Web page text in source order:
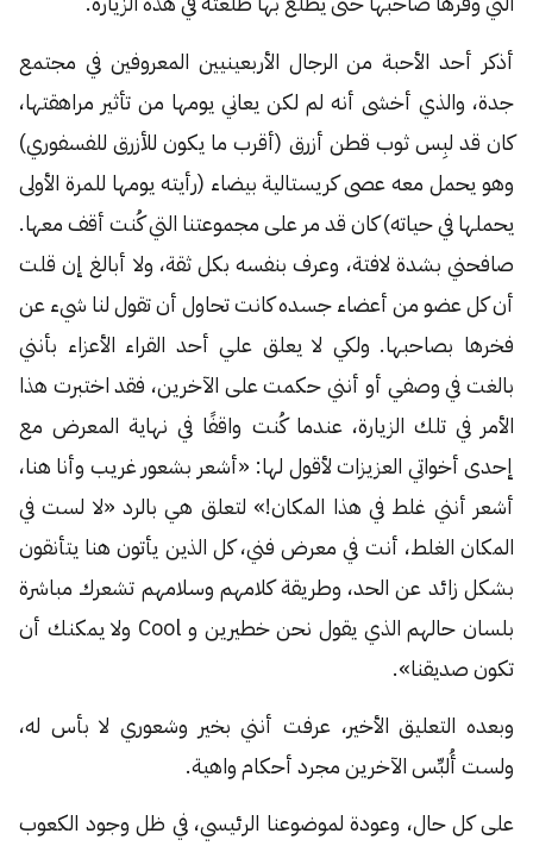
أذكر أحد الأحبة من الرجال الأربعينيين المعروفين في مجتمع
جدة، والذي أخشى أنه لم لكن يعاني يومها من تأثير مراهقتها،
كان قد لبِس ثوب قطن أزرق (أقرب ما يكون للأزرق للفسفوري)
وهو يحمل معه عصى كريستالية بيضاء (رأيته يومها للمرة الأولى
يحملها في حياته) كان قد مر على مجموعتنا التي كُنت أقف معها.
صافحني بشدة لافتة، وعرف بنفسه بكل ثقة، ولا أبالغ إن قلت
أن كل عضو من أعضاء جسده كانت تحاول أن تقول لنا شيء عن
فخرها بصاحبها. ولكي لا يعلق علي أحد القراء الأعزاء بأنني
بالغت في وصفي أو أنني حكمت على الآخرين، فقد اختبرت هذا
الأمر في تلك الزيارة، عندما كُنت واقفًا في نهاية المعرض مع
إحدى أخواتي العزيزات لأقول لها: «أشعر بشعور غريب وأنا هنا،
أشعر أنني غلط في هذا المكان!» لتعلق هي بالرد «لا لست في
المكان الغلط، أنت في معرض فني، كل الذين يأتون هنا يتأنقون
بشكل زائد عن الحد، وطريقة كلامهم وسلامهم تشعرك مباشرة
بلسان حالهم الذي يقول نحن خطيرين و Cool ولا يمكنك أن
تكون صديقنا».
وبعده التعليق الأخير، عرفت أنني بخير وشعوري لا بأس له،
ولست أُلبِّس الآخرين مجرد أحكام واهية.
على كل حال، وعودة لموضوعنا الرئيسي، في ظل وجود الكعوب